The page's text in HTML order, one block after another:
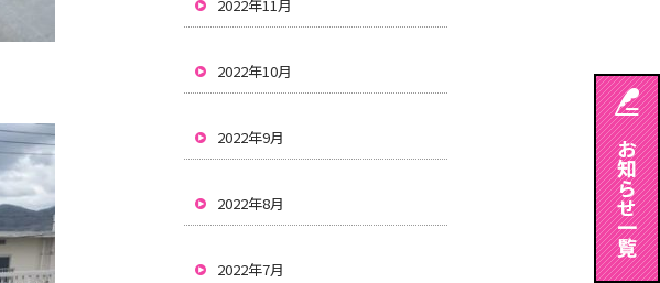
2022年11月
2022年10月
2022年9月
2022年8月
2022年7月